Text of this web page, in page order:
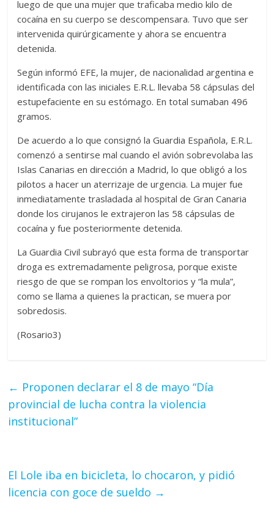
luego de que una mujer que traficaba medio kilo de
cocaína en su cuerpo se descompensara. Tuvo que ser
intervenida quirúrgicamente y ahora se encuentra
detenida.
Según informó EFE, la mujer, de nacionalidad argentina e
identificada con las iniciales E.R.L. llevaba 58 cápsulas del
estupefaciente en su estómago. En total sumaban 496
gramos.
De acuerdo a lo que consignó la Guardia Española, E.R.L.
comenzó a sentirse mal cuando el avión sobrevolaba las
Islas Canarias en dirección a Madrid, lo que obligó a los
pilotos a hacer un aterrizaje de urgencia. La mujer fue
inmediatamente trasladada al hospital de Gran Canaria
donde los cirujanos le extrajeron las 58 cápsulas de
cocaína y fue posteriormente detenida.
La Guardia Civil subrayó que esta forma de transportar
droga es extremadamente peligrosa, porque existe
riesgo de que se rompan los envoltorios y “la mula”,
como se llama a quienes la practican, se muera por
sobredosis.
(Rosario3)
← Proponen declarar el 8 de mayo “Día
provincial de lucha contra la violencia
institucional”
El Lole iba en bicicleta, lo chocaron, y pidió
licencia con goce de sueldo →